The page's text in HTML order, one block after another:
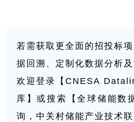
若需获取更全面的招投标
据回溯、定制化数据分析及
欢迎登录【CNESA
库】或搜索【全球储能数
询，中关村储能产业技术